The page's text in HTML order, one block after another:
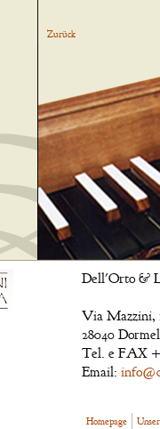
Zurück
Dell'Orto &
Via Mazzini,
28040
Tel. e FAX
Email:
Homepage